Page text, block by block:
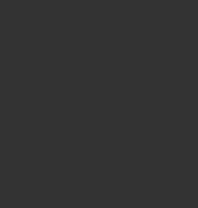
ワイドレッグ